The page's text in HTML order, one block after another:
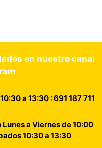
en nuestro canal
a 13:30 : 691 187 711
a Viernes de 10:00
10:30 a 13:30